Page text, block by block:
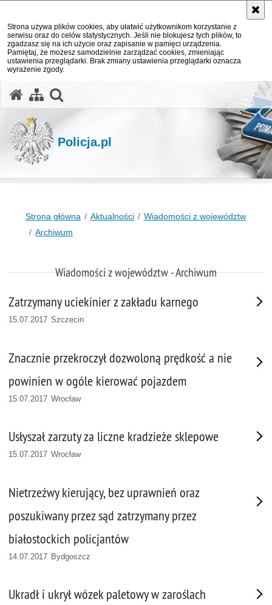
Strona używa plików cookies, aby ułatwić użytkownikom korzystanie z
serwisu oraz do celów statystycznych. Jeśli nie blokujesz tych plików, to
zgadzasz się na ich użycie oraz zapisanie w pamięci urządzenia.
Pamiętaj, że możesz samodzielnie zarządzać cookies, zmieniając
ustawienia przeglądarki. Brak zmiany ustawienia przeglądarki oznacza
wyrażenie zgody.
Policja.pl
Strona główna Aktualności
Wiadomości z województw
Archiwum
Wiadomości z województw - Archiwum
Zatrzymany uciekinier z zakładu karnego
15.07.2017 Szczecin
Znacznie przekroczył dozwoloną prędkość a nie
powinien w ogóle kierować pojazdem
15.07.2017 Wrocław
Usłyszał zarzuty za liczne kradzieże sklepowe
15.07.2017 Wrocław
Nietrzeźwy kierujący, bez uprawnień oraz
poszukiwany przez sąd zatrzymany przez
białostockich policjantów
14.07.2017 Bydgoszcz
Ukradł i ukrył wózek paletowy w zaroślach